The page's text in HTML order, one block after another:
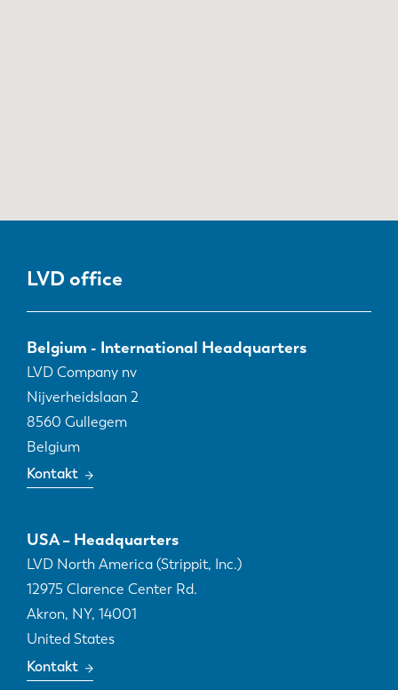
LVD office
Belgium - International Headquarters
LVD Company nv
Nijverheidslaan 2
8560 Gullegem
Belgium
Kontakt
USA – Headquarters
LVD North America (Strippit, Inc.)
12975 Clarence Center Rd.
Akron, NY, 14001
United States
Kontakt